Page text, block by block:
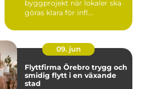
byggprojekt när lokaler ska
göras klara för infl...
09. jun
Flyttfirma Örebro trygg och
smidig flytt i en växande
stad